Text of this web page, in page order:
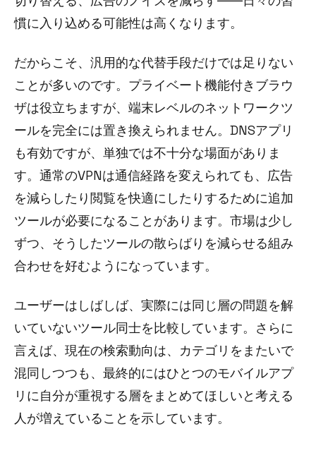
慣に入り込める可能性は高くなります。
だからこそ、汎用的な代替手段だけでは足りない
ことが多いのです。プライベート機能付きブラウ
ザは役立ちますが、端末レベルのネットワークツ
ールを完全には置き換えられません。DNSアプリ
も有効ですが、単独では不十分な場面がありま
す。通常のVPNは通信経路を変えられても、広告
を減らしたり閲覧を快適にしたりするために追加
ツールが必要になることがあります。市場は少し
ずつ、そうしたツールの散らばりを減らせる組み
合わせを好むようになっています。
ユーザーはしばしば、実際には同じ層の問題を解
いていないツール同士を比較しています。さらに
言えば、現在の検索動向は、カテゴリをまたいで
混同しつつも、最終的にはひとつのモバイルアプ
リに自分が重視する層をまとめてほしいと考える
人が増えていることを示しています。